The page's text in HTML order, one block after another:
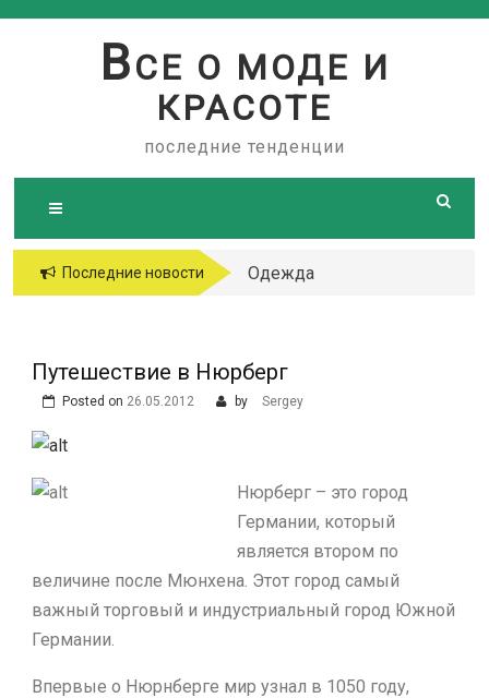
ВСЕ О МОДЕ И
КРАСОТЕ
последние тенденции
Последние новости
Одежда
Путешествие в Нюрберг
Posted on 26.05.2012 by Sergey
Нюрберг – это город
Германии, который
является втором по
величине после Мюнхена. Этот город самый
важный торговый и индустриальный город Южной
Германии.
Впервые о Нюрнберге мир узнал в 1050 году,